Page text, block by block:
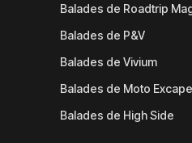
Balades de Roadtrip
Balades de P&V
Balades de Vivium
Balades de Moto Excape
Balades de High Side